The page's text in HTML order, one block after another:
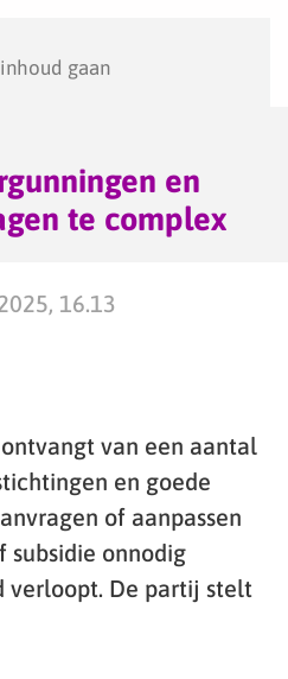
gaan
en
te complex
16.13
van een aantal
en goede
of aanpassen
subsidie onnodig
verloopt. De partij stelt